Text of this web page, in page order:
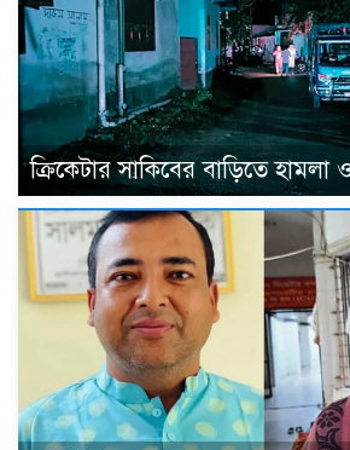
ক্রিকেটার সাকিবের বাড়িতে